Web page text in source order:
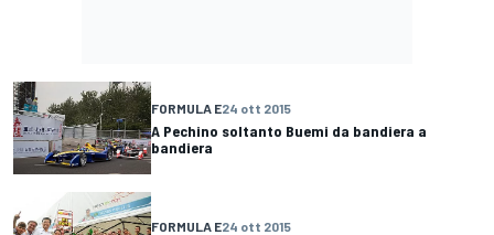
FORMULA E24 ott 2015
A Pechino soltanto Buemi da bandiera a
bandiera
FORMULA E24 ott 2015